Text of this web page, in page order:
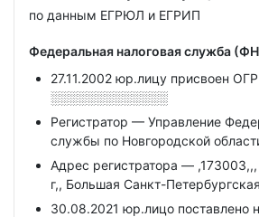
по данным ЕГРЮЛ и ЕГРИП
Федеральная налоговая служба
27.11.2002 юр.лицу присвоен
░░░░░░░░░░░░░
Регистратор — Управление
службы по Новгородской
Адрес регистратора —
г,, Большая Санкт-
30.08.2021 юр.лицо поставлено